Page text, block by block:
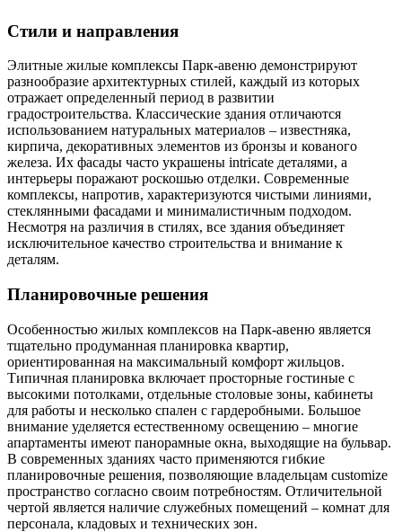
Стили и направления
Элитные жилые комплексы Парк-авеню демонстрируют
разнообразие архитектурных стилей, каждый из которых
отражает определенный период в развитии
градостроительства. Классические здания отличаются
использованием натуральных материалов – известняка,
кирпича, декоративных элементов из бронзы и кованого
железа. Их фасады часто украшены intricate деталями, а
интерьеры поражают роскошью отделки. Современные
комплексы, напротив, характеризуются чистыми линиями,
стеклянными фасадами и минималистичным подходом.
Несмотря на различия в стилях, все здания объединяет
исключительное качество строительства и внимание к
деталям.
Планировочные решения
Особенностью жилых комплексов на Парк-авеню является
тщательно продуманная планировка квартир,
ориентированная на максимальный комфорт жильцов.
Типичная планировка включает просторные гостиные с
высокими потолками, отдельные столовые зоны, кабинеты
для работы и несколько спален с гардеробными. Большое
внимание уделяется естественному освещению – многие
апартаменты имеют панорамные окна, выходящие на бульвар.
В современных зданиях часто применяются гибкие
планировочные решения, позволяющие владельцам customize
пространство согласно своим потребностям. Отличительной
чертой является наличие служебных помещений – комнат для
персонала, кладовых и технических зон.